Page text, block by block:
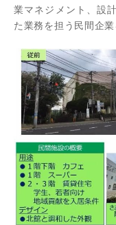
業マネジメント、設
た業務を担う民間企業